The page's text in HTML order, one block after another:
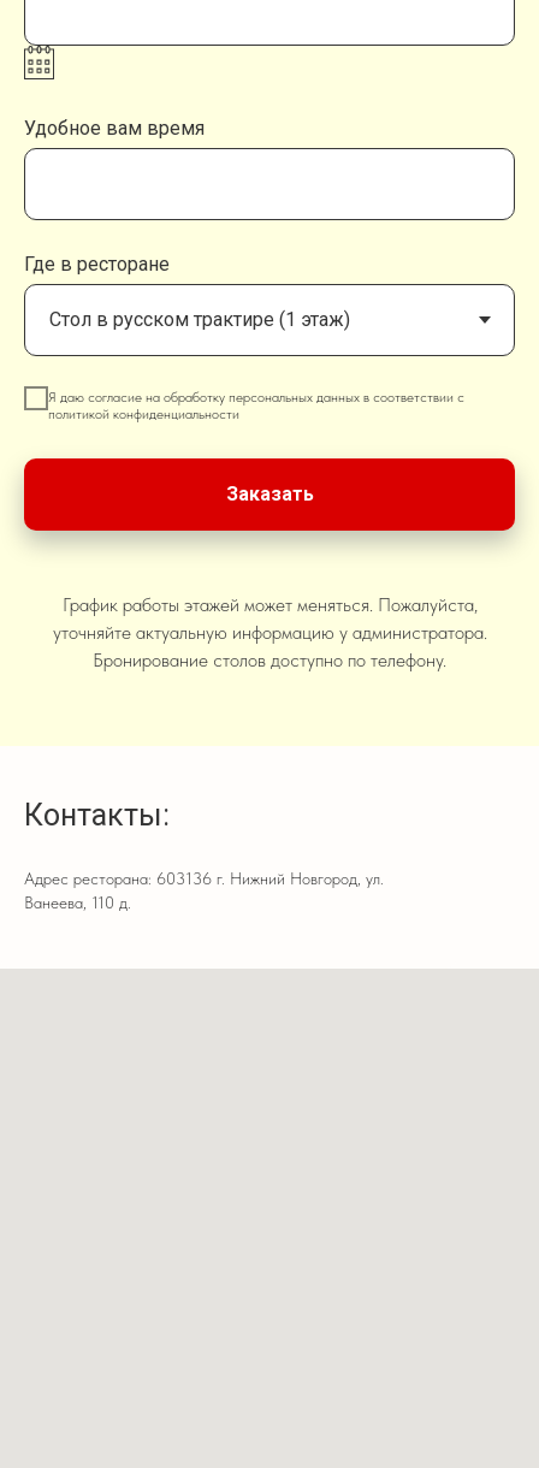
Удобное вам время
Где в ресторане
Я даю согласие на обработку персональных данных в соответствии с
политикой конфиденциальности
Заказать
График работы этажей может меняться. Пожалуйста,
уточняйте актуальную информацию у администратора.
Бронирование столов доступно по телефону.
Контакты:
Адрес ресторана: 603136 г. Нижний Новгород, ул.
Ванеева, 110 д.